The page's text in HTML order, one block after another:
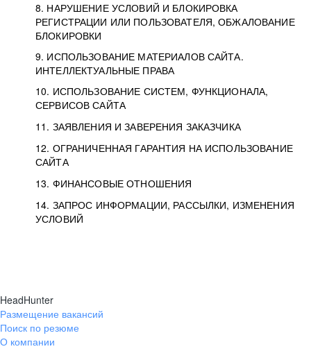
8. НАРУШЕНИЕ УСЛОВИЙ И БЛОКИРОВКА
РЕГИСТРАЦИИ ИЛИ ПОЛЬЗОВАТЕЛЯ, ОБЖАЛОВАНИЕ
БЛОКИРОВКИ
9. ИСПОЛЬЗОВАНИЕ МАТЕРИАЛОВ САЙТА.
ИНТЕЛЛЕКТУАЛЬНЫЕ ПРАВА
10. ИСПОЛЬЗОВАНИЕ СИСТЕМ, ФУНКЦИОНАЛА,
СЕРВИСОВ САЙТА
11. ЗАЯВЛЕНИЯ И ЗАВЕРЕНИЯ ЗАКАЗЧИКА
12. ОГРАНИЧЕННАЯ ГАРАНТИЯ НА ИСПОЛЬЗОВАНИЕ
САЙТА
13. ФИНАНСОВЫЕ ОТНОШЕНИЯ
14. ЗАПРОС ИНФОРМАЦИИ, РАССЫЛКИ, ИЗМЕНЕНИЯ
УСЛОВИЙ
HeadHunter
Размещение вакансий
Поиск по резюме
О компании